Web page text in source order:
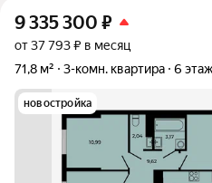
9 335 300 ₽
от 37 793 ₽ в месяц
71,8 м²
3-комн. квартира 6
новостройка